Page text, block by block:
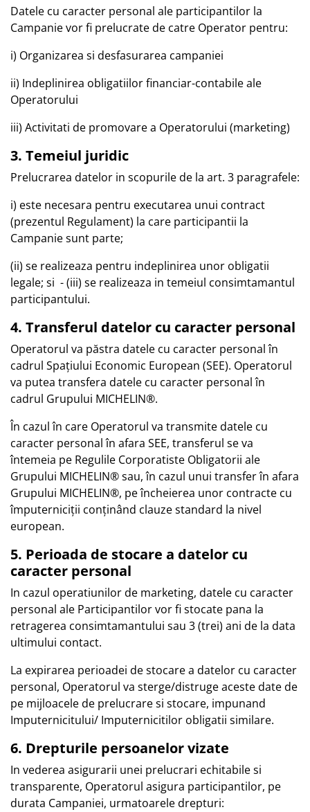
Datele cu caracter personal ale participantilor la
Campanie vor fi prelucrate de catre Operator pentru:
i) Organizarea si desfasurarea campaniei
ii) Indeplinirea obligatiilor financiar-contabile ale
Operatorului
iii) Activitati de promovare a Operatorului (marketing)
3. Temeiul juridic
Prelucrarea datelor in scopurile de la art. 3 paragrafele:
i) este necesara pentru executarea unui contract
(prezentul Regulament) la care participantii la
Campanie sunt parte;
(ii) se realizeaza pentru indeplinirea unor obligatii
legale; si - (iii) se realizeaza in temeiul consimtamantul
participantului.
4. Transferul datelor cu caracter personal
Operatorul va păstra datele cu caracter personal în
cadrul Spațiului Economic European (SEE). Operatorul
va putea transfera datele cu caracter personal în
cadrul Grupului MICHELIN®.
În cazul în care Operatorul va transmite datele cu
caracter personal în afara SEE, transferul se va
întemeia pe Regulile Corporatiste Obligatorii ale
Grupului MICHELIN® sau, în cazul unui transfer în afara
Grupului MICHELIN®, pe încheierea unor contracte cu
împuterniciții conținând clauze standard la nivel
european.
5. Perioada de stocare a datelor cu
caracter personal
In cazul operatiunilor de marketing, datele cu caracter
personal ale Participantilor vor fi stocate pana la
retragerea consimtamantului sau 3 (trei) ani de la data
ultimului contact.
La expirarea perioadei de stocare a datelor cu caracter
personal, Operatorul va sterge/distruge aceste date de
pe mijloacele de prelucrare si stocare, impunand
Imputernicitului/ Imputernicitilor obligatii similare.
6. Drepturile persoanelor vizate
In vederea asigurarii unei prelucrari echitabile si
transparente, Operatorul asigura participantilor, pe
durata Campaniei, urmatoarele drepturi: